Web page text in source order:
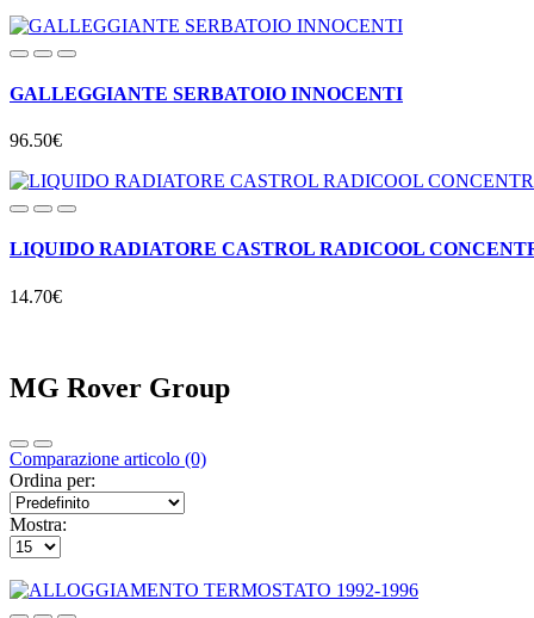
GALLEGGIANTE SERBATOIO INNOCENTI
96.50€
LIQUIDO RADIATORE CASTROL RADICOOL
14.70€
MG Rover Group
Comparazione articolo (0)
Ordina per:
Mostra: